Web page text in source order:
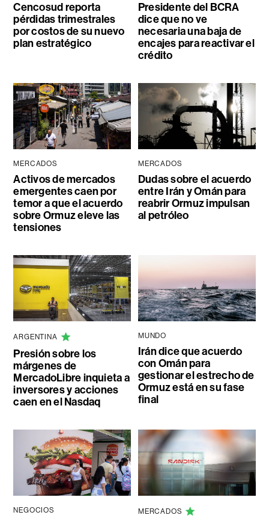
Cencosud reporta
pérdidas trimestrales
por costos de su nuevo
plan estratégico
Presidente del BCRA
dice que no ve
necesaria una baja de
encajes para reactivar el
crédito
MERCADOS
Activos de mercados
emergentes caen por
temor a que el acuerdo
sobre Ormuz eleve las
tensiones
MERCADOS
Dudas sobre el acuerdo
entre Irán y Omán para
reabrir Ormuz impulsan
al petróleo
ARGENTINA
Presión sobre los
márgenes de
MercadoLibre inquieta a
inversores y acciones
caen en el Nasdaq
MUNDO
Irán dice que acuerdo
con Omán para
gestionar el estrecho de
Ormuz está en su fase
final
NEGOCIOS MERCADOS